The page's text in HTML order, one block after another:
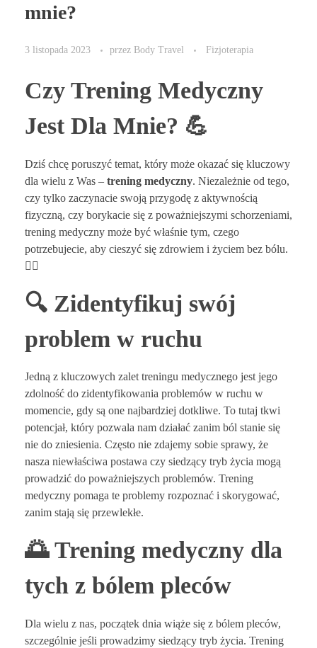
mnie?
3 listopada 2023 przez Body Travel Fizjoterapia
Czy Trening Medyczny
Jest Dla Mnie? 💪
Dziś chcę poruszyć temat, który może okazać się kluczowy
dla wielu z Was – trening medyczny. Niezależnie od tego,
czy tylko zaczynacie swoją przygodę z aktywnością
fizyczną, czy borykacie się z poważniejszymi schorzeniami,
trening medyczny może być właśnie tym, czego
potrzebujecie, aby cieszyć się zdrowiem i życiem bez bólu.
🏋️‍♀️
🔍 Zidentyfikuj swój
problem w ruchu
Jedną z kluczowych zalet treningu medycznego jest jego
zdolność do zidentyfikowania problemów w ruchu w
momencie, gdy są one najbardziej dotkliwe. To tutaj tkwi
potencjał, który pozwala nam działać zanim ból stanie się
nie do zniesienia. Często nie zdajemy sobie sprawy, że
nasza niewłaściwa postawa czy siedzący tryb życia mogą
prowadzić do poważniejszych problemów. Trening
medyczny pomaga te problemy rozpoznać i skorygować,
zanim stają się przewlekłe.
🌅 Trening medyczny dla
tych z bólem pleców
Dla wielu z nas, początek dnia wiąże się z bólem pleców,
szczególnie jeśli prowadzimy siedzący tryb życia. Trening